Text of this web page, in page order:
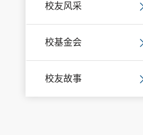
校友风采
校基金会
校友故事